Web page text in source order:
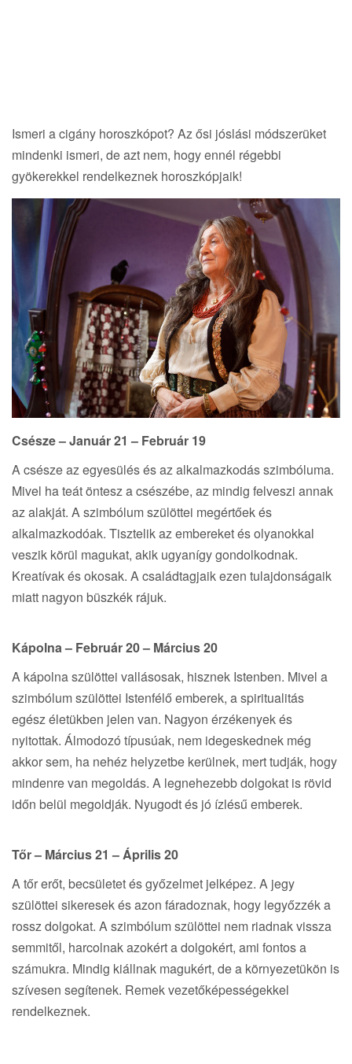
Ismeri a cigány horoszkópot? Az ősi jóslási módszerüket
mindenki ismeri, de azt nem, hogy ennél régebbi
gyökerekkel rendelkeznek horoszkópjaik!
Csésze – Január 21 – Február 19
A csésze az egyesülés és az alkalmazkodás szimbóluma.
Mivel ha teát öntesz a csészébe, az mindig felveszi annak
az alakját. A szimbólum szülöttei megértőek és
alkalmazkodóak. Tisztelik az embereket és olyanokkal
veszik körül magukat, akik ugyanígy gondolkodnak.
Kreatívak és okosak. A családtagjaik ezen tulajdonságaik
miatt nagyon büszkék rájuk.
Kápolna – Február 20 – Március 20
A kápolna szülöttei vallásosak, hisznek Istenben. Mivel a
szimbólum szülöttei Istenfélő emberek, a spiritualitás
egész életükben jelen van. Nagyon érzékenyek és
nyitottak. Álmodozó típusúak, nem idegeskednek még
akkor sem, ha nehéz helyzetbe kerülnek, mert tudják, hogy
mindenre van megoldás. A legnehezebb dolgokat is rövid
időn belül megoldják. Nyugodt és jó ízlésű emberek.
Tőr – Március 21 – Április 20
A tőr erőt, becsületet és győzelmet jelképez. A jegy
szülöttei sikeresek és azon fáradoznak, hogy legyőzzék a
rossz dolgokat. A szimbólum szülöttei nem riadnak vissza
semmitől, harcolnak azokért a dolgokért, ami fontos a
számukra. Mindig kiállnak magukért, de a környezetükön is
szívesen segítenek. Remek vezetőképességekkel
rendelkeznek.